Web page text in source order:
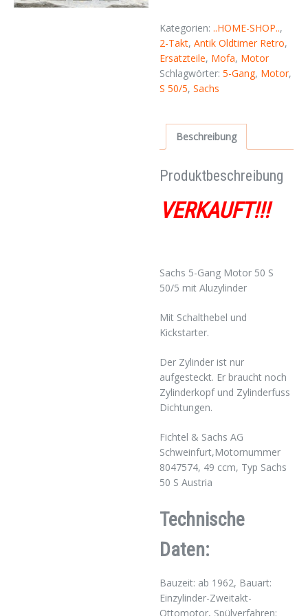
Kategorien:..HOME-SHOP..,
2-Takt,Antik Oldtimer Retro,
Ersatzteile, Mofa, Motor
Schlagwörter:5-Gang, Motor,
S 50/5,Sachs
Beschreibung
Produktbeschreibung
VERKAUFT!!!
Sachs 5-Gang Motor 50 S
50/5 mit Aluzylinder
Mit Schalthebel und
Kickstarter.
Der Zylinder ist nur
aufgesteckt. Er braucht noch
Zylinderkopf und Zylinderfuss
Dichtungen.
Fichtel & Sachs AG
Schweinfurt,Motornummer
8047574, 49 ccm, Typ Sachs
50 S Austria
Technische
Daten:
Bauzeit: ab 1962, Bauart:
Einzylinder-Zweitakt-
Ottomotor, Spülverfahren: